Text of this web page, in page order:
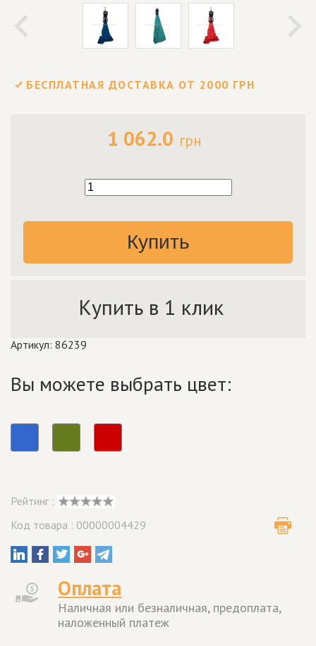
БЕСПЛАТНАЯ ДОСТАВКА ОТ 2000 ГРН
1 062.0 грн
Купить
Купить в 1 клик
Артикул: 86239
Вы можете выбрать цвет:
Рейтинг :
Код товара : 00000004429
Оплата
Наличная или безналичная, предоплата,
наложенный платеж